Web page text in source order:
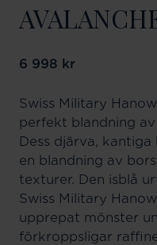
Pris:6 998 kr
6 998 kr
Swiss Military
perfekt blandning
Dess djärva,
en blandning av
texturer. Den isblå
Swiss Military
upprepat mönster
förkroppsligar